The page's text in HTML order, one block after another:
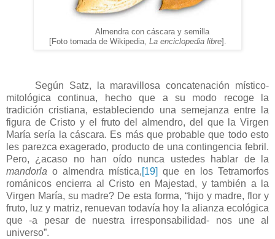
Almendra con cáscara y semilla
[Foto tomada de Wikipedia, La enciclopedia libre].
Según Satz, la maravillosa concatenación místico-
mitológica continua, hecho que a su modo recoge la
tradición cristiana, estableciendo una semejanza entre la
figura de Cristo y el fruto del almendro, del que la Virgen
María sería la cáscara. Es más que probable que todo esto
les parezca exagerado, producto de una contingencia febril.
Pero, ¿acaso no han oído nunca ustedes hablar de la
mandorla o almendra mística,[19] que en los Tetramorfos
románicos encierra al Cristo en Majestad, y también a la
Virgen María, su madre? De esta forma, “hijo y madre, flor y
fruto, luz y matriz, renuevan todavía hoy la alianza ecológica
que -a pesar de nuestra irresponsabilidad- nos une al
universo”.